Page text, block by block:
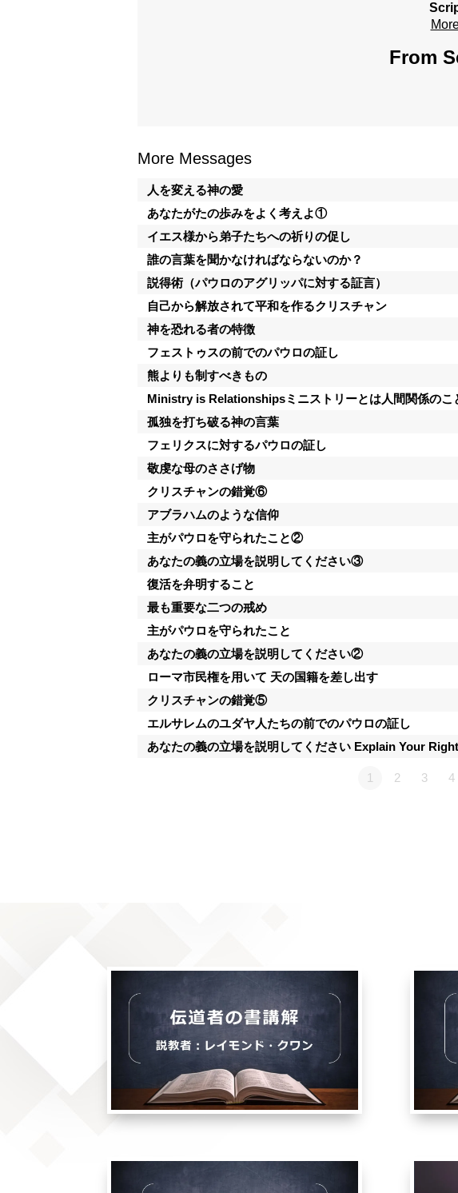
From
More Messages
人を変える神の愛
あなたがたの歩みをよく考えよ①
イエス様から弟子たちへの祈りの促し
誰の言葉を聞かなければならないのか？
説得術（パウロのアグリッパに対する証言）
自己から解放されて平和を作るクリスチャン
神を恐れる者の特徴
フェストゥスの前でのパウロの証し
熊よりも制すべきもの
Ministry is Relationshipsミニストリーとは人間関係のこ
孤独を打ち破る神の言葉
フェリクスに対するパウロの証し
敬虔な母のささげ物
クリスチャンの錯覚⑥
アブラハムのような信仰
主がパウロを守られたこと②
あなたの義の立場を説明してください③
復活を弁明すること
最も重要な二つの戒め
主がパウロを守られたこと
あなたの義の立場を説明してください②
ローマ市民権を用いて 天の国籍を差し出す
クリスチャンの錯覚⑤
エルサレムのユダヤ人たちの前でのパウロの証し
あなたの義の立場を説明してください Explain Your
1 2 3 4